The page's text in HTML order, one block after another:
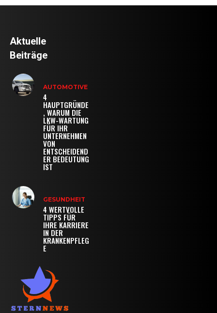
Aktuelle
Beiträge
AUTOMOTIVE
4
HAUPTGRÜNDE
, WARUM DIE
LKW-WARTUNG
FÜR IHR
UNTERNEHMEN
VON
ENTSCHEIDEND
ER BEDEUTUNG
IST
GESUNDHEIT
4 WERTVOLLE
TIPPS FÜR
IHRE KARRIERE
IN DER
KRANKENPFLEG
E